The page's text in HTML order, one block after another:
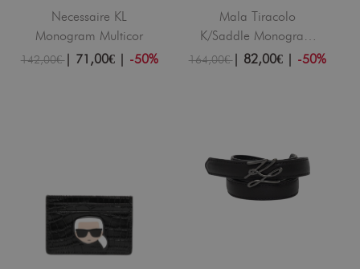
Necessaire KL
Monogram Multicor
142,00€| 71,00€| -50%
Mala Tiracolo
K/Saddle Monogram
Multicor
164,00€| 82,00€| -50%